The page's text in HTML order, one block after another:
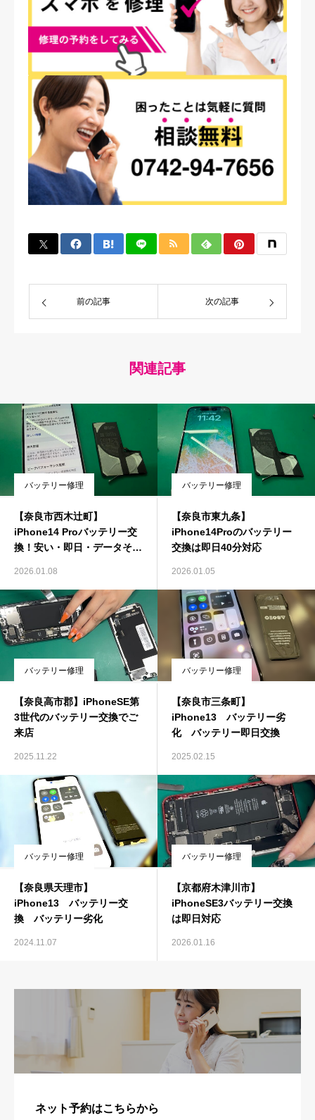
前の記事 次の記事
関連記事
バッテリー修理
【奈良市西木辻町】
iPhone14 Proバッテリー交
換！安い・即日・データその
2026.01.08
バッテリー修理
【奈良市東九条】
iPhone14Proのバッテリー
交換は即日40分対応
2026.01.05
バッテリー修理
【奈良高市郡】iPhoneSE第
3世代のバッテリー交換でご
来店
2025.11.22
バッテリー修理
【奈良市三条町】
iPhone13 バッテリー劣
化 バッテリー即日交換
2025.02.15
バッテリー修理
【奈良県天理市】
iPhone13 バッテリー交
換 バッテリー劣化
2024.11.07
バッテリー修理
【京都府木津川市】
iPhoneSE3バッテリー交換
は即日対応
2026.01.16
ネット予約はこちらから